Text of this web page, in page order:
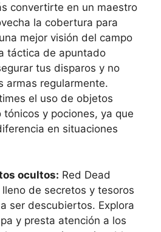
convertirte en un maestro
la cobertura para
mejor visión del campo
táctica de apuntado
tus disparos y no
armas regularmente.
el uso de objetos
tónicos y pociones, ya que
en situaciones
ocultos: Red Dead
de secretos y tesoros
ser descubiertos. Explora
y presta atención a los